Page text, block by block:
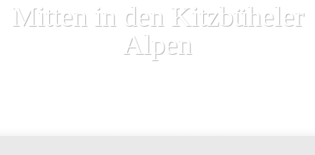
Mitten in den Kitzbüheler
Alpen